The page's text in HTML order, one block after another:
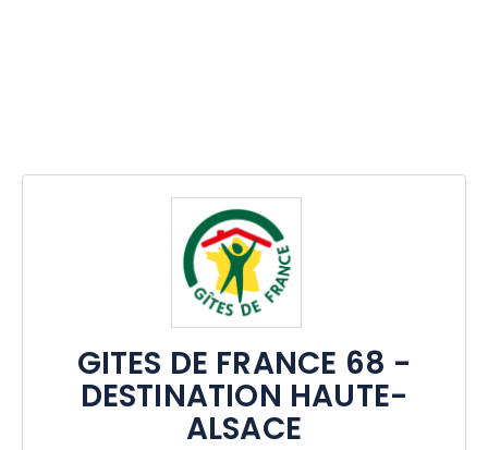
GITES DE FRANCE 68 -
DESTINATION HAUTE-
ALSACE